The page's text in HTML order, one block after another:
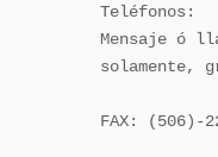
Teléfonos:
Mensaje ó
solamente,
FAX: (506)-